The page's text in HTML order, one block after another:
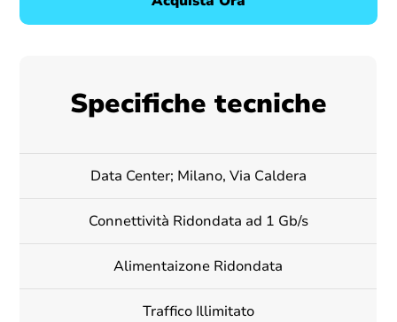
Specifiche tecniche
Data Center; Milano, Via Caldera
Connettività Ridondata ad 1 Gb/s
Alimentaizone Ridondata
Traffico Illimitato